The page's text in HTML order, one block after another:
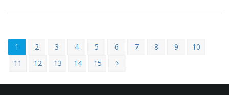
1 2 3 4 5 6 7 8 9
10
11
12 13 14 15